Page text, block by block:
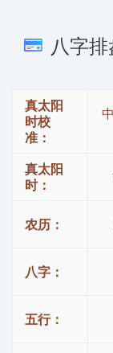
八字排
真太阳
时校
准：
真太阳
时：
农历：
八字：
五行：